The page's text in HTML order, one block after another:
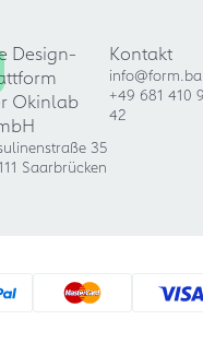
Design-
Okinlab
35
Saarbrücken
Kontakt
+49 681 410
42